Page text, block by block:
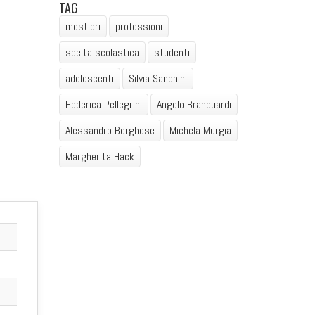
TAG
mestieri
professioni
scelta scolastica
studenti
adolescenti
Silvia Sanchini
Federica Pellegrini
Angelo Branduardi
Alessandro Borghese
Michela Murgia
Margherita Hack